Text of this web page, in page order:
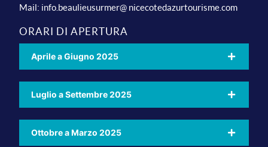
Mail: info.beaulieusurmer@ nicecotedazurtourisme.com
ORARI DI APERTURA
Aprile a Giugno 2025
Luglio a Settembre 2025
Ottobre a Marzo 2025